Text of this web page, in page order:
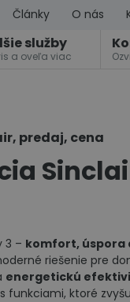
Články O nás
služby
a oveľa viac
predaj, cena
3 – komfort, úspora
riešenie pre
energetickú
funkciami, ktoré